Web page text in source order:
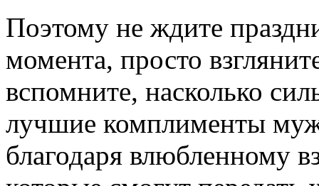
Поэтому не ждите
момента, просто
вспомните, насколько
лучшие комплименты
благодаря влюбленному